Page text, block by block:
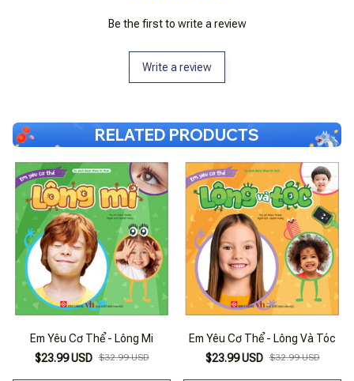
Be the first to write a review
Write a review
RELATED PRODUCTS
Em Yêu Cơ Thể - Lông Mi
$23.99 USD $32.99 USD
Em Yêu Cơ Thể - Lông Và Tóc
$23.99 USD $32.99 USD